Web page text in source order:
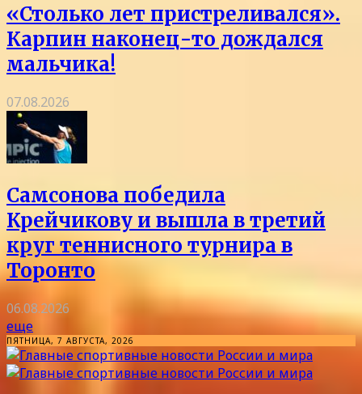
«Столько лет пристреливался».
Карпин наконец-то дождался
мальчика!
07.08.2026
Самсонова победила
Крейчикову и вышла в третий
круг теннисного турнира в
Торонто
06.08.2026
еще
ПЯТНИЦА, 7 АВГУСТА, 2026